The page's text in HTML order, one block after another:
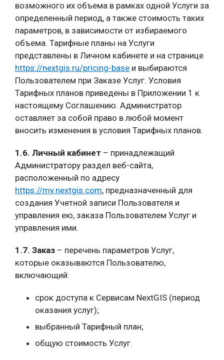
возможного их объема в рамках одной Услуги за
определенный период, а также стоимость таких
параметров, в зависимости от избираемого
объема. Тарифные планы на Услуги
представлены в Личном кабинете и на странице
https://nextgis.ru/pricing-base и выбираются
Пользователем при Заказе Услуг. Условия
Тарифных планов приведены в Приложении 1 к
настоящему Соглашению. Администратор
оставляет за собой право в любой момент
вносить изменения в условия Тарифных планов.
1.6. Личный кабинет – принадлежащий
Администратору раздел веб-сайта,
расположенный по адресу
https://my.nextgis.com, предназначенный для
создания Учетной записи Пользователя и
управления ею, заказа Пользователем Услуг и
управления ими.
1.7. Заказ – перечень параметров Услуг,
которые оказываются Пользователю,
включающий:
срок доступа к Сервисам NextGIS (период
оказания услуг);
выбранный Тарифный план;
общую стоимость Услуг.